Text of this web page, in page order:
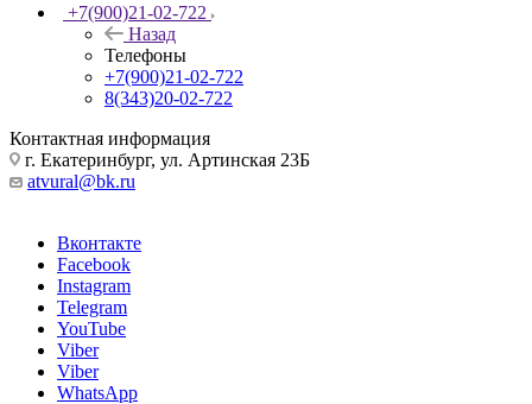
+7(900)21-02-722
Назад
Телефоны
+7(900)21-02-722
8(343)20-02-722
Контактная информация
г. Екатеринбург, ул. Артинская 23Б
atvural@bk.ru
Вконтакте
Facebook
Instagram
Telegram
YouTube
Viber
Viber
WhatsApp